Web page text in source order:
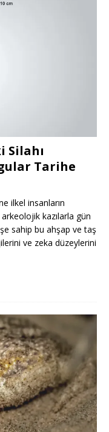
Silahı
Tarihe
ilkel insanların
kazılarla gün
sahip bu ahşap ve taş
ve zeka düzeylerini